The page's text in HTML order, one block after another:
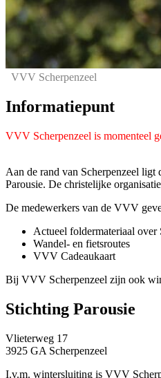
VVV Scherpenzeel
Informatiepunt
VVV Scherpenzeel is momenteel
Aan de rand van Scherpenzeel
Parousie. De christelijke
De medewerkers van de VVV
Actueel foldermateriaal over
Wandel- en fietsroutes
VVV Cadeaukaart
Bij VVV Scherpenzeel zijn ook
Stichting Parousie
Vlieterweg 17
3925 GA Scherpenzeel
I.v.m. wintersluiting is VVV